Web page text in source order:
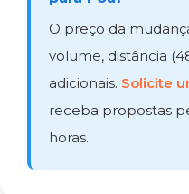
O preço da
volume, distância
adicionais. Solicite
receba propostas
horas.